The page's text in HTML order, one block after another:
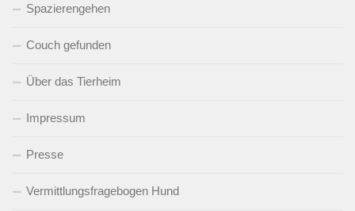
Spazierengehen
Couch gefunden
Über das Tierheim
Impressum
Presse
Vermittlungsfragebogen Hund